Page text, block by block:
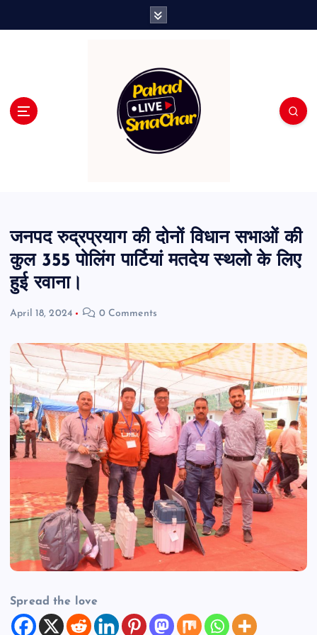
जनपद रुद्रप्रयाग की दोनों विधान सभाओं की
कुल 355 पोलिंग पार्टियां मतदेय स्थलो के लिए
हुई रवाना।
April 18, 2024 0 Comments
Spread the love